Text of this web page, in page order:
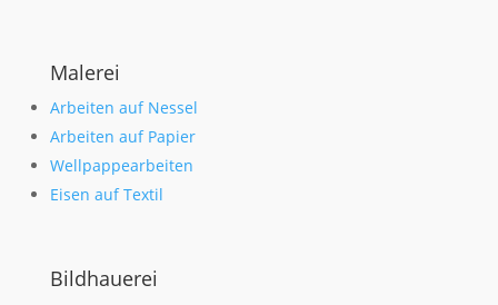
Malerei
Arbeiten auf Nessel
Arbeiten auf Papier
Wellpappearbeiten
Eisen auf Textil
Bildhauerei